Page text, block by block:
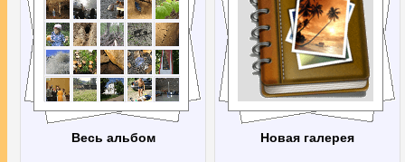
Весь альбом Новая галерея